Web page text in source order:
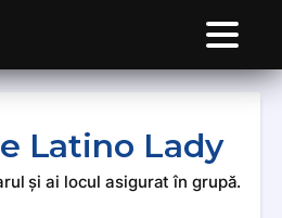
Latino Lady
și ai locul asigurat în grupă.